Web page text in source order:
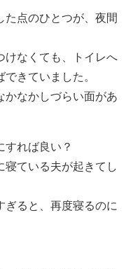
た点のひとつが、夜間
けなくても、トイレへ
きていました。
かなかしづらい面があ
すれば良い？
寝ている夫が起きてし
ぎると、再度寝るのに